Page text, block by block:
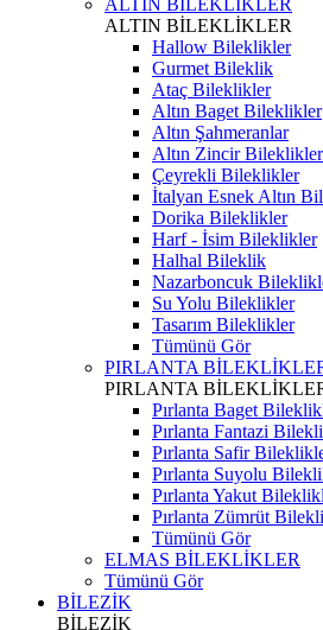
ALTIN BİLEKLİKLER
ALTIN BİLEKLİKLER
Hallow Bileklikler
Gurmet Bileklik
Ataç Bileklikler
Altın Baget Bileklikler
Altın Şahmeranlar
Altın Zincir Bileklikler
Çeyrekli Bileklikler
İtalyan Esnek Altın
Dorika Bileklikler
Harf - İsim Bileklikler
Halhal Bileklik
Nazarboncuk
Su Yolu Bileklikler
Tasarım Bileklikler
Tümünü Gör
PIRLANTA
PIRLANTA
Pırlanta Baget
Pırlanta Fantazi
Pırlanta Safir
Pırlanta Suyolu
Pırlanta Yakut
Pırlanta Zümrüt
Tümünü Gör
ELMAS BİLEKLİKLER
Tümünü Gör
BİLEZİK
BİLEZİK